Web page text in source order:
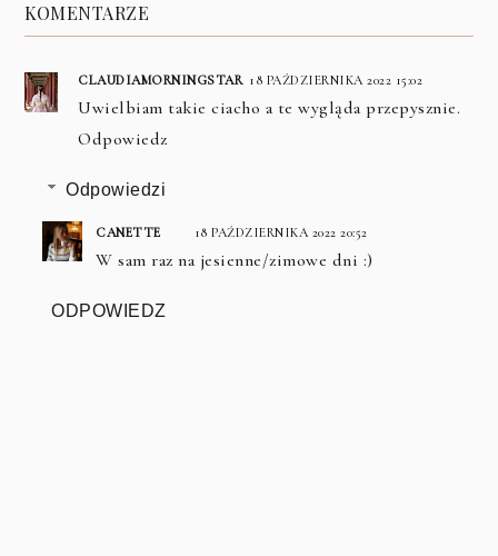
KOMENTARZE
CLAUDIAMORNINGSTAR 18 PAŹDZIERNIKA 2022 15:02
Uwielbiam takie ciacho a te wygląda przepysznie.
Odpowiedz
Odpowiedzi
CANETTE 18 PAŹDZIERNIKA 2022 20:52
W sam raz na jesienne/zimowe dni :)
ODPOWIEDZ